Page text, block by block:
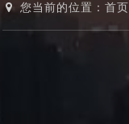
您当前的位置：首页